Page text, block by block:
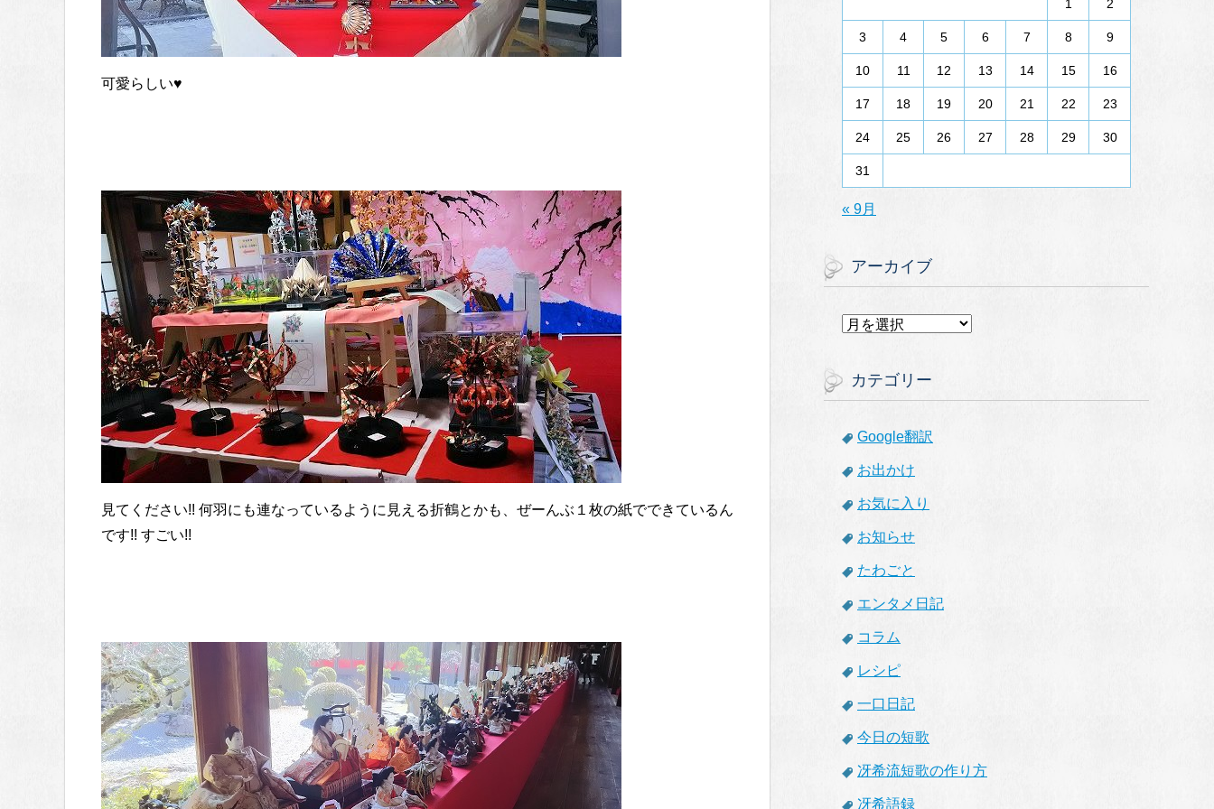
可愛らしい♥
見てください!! 何羽にも連なっているように見える折鶴とかも、ぜーんぶ１枚の紙でできているん
です!! すごい!!
1 2
3 4 5 6 7 8 9
10 11 12 13 14 15 16
17 18 19 20 21 22 23
24 25 26 27 28 29 30
31
« 9月
アーカイブ
ア
イ
ブ
カテゴリー
Google翻訳
お出かけ
お気に入り
お知らせ
たわごと
エンタメ日記
コラム
レシピ
一口日記
今日の短歌
冴希流短歌の作り方
冴希語録